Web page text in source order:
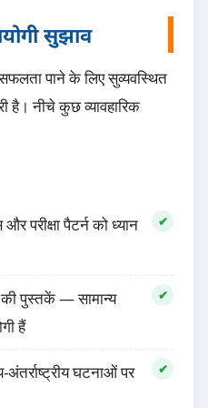
सुझाव
पाने के लिए सुव्यवस्थित
है। नीचे कुछ व्यावहारिक
परीक्षा पैटर्न को ध्यान
पुस्तकें — सामान्य
हैं
अंतर्राष्ट्रीय घटनाओं पर